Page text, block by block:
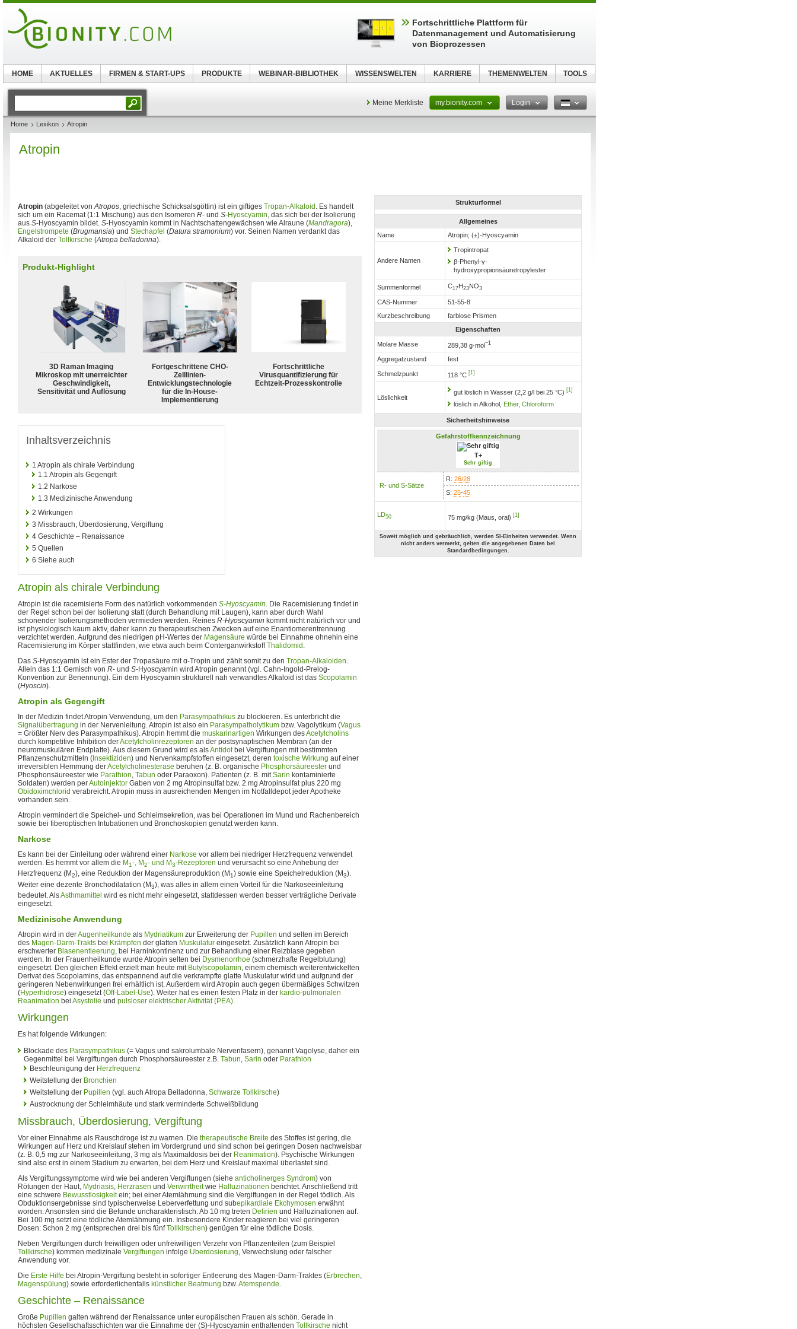
Meine Merkliste my.bionity.com Login
Home Lexikon Atropin
Atropin
Strukturformel
Allgemeines
Name
Atropin; (±)-Hyoscyamin
Andere Namen
Tropintropat
β-Phenyl-γ-
hydroxypropionsäuretropylester
Summenformel C17H23NO3
CAS-Nummer
51-55-8
Kurzbeschreibung
farblose Prismen
Eigenschaften
Molare Masse 289,38 g·mol−1
Aggregatzustand fest
Schmelzpunkt 118 °C [1]
Löslichkeit
gut löslich in Wasser (2,2 g/l bei 25 °C) [1]
löslich in Alkohol, Ether, Chloroform
Sicherheitshinweise
Gefahrstoffkennzeichnung
T+
Sehr giftig
R- und S-Sätze
R: 26/28
S: 25-45
LD50 75 mg/kg (Maus, oral) [1]
Soweit möglich und gebräuchlich, werden SI-Einheiten verwendet. Wenn
nicht anders vermerkt, gelten die angegebenen Daten bei
Standardbedingungen.
Atropin (abgeleitet vonAtropos, griechische Schicksalsgöttin) ist ein giftiges Tropan-Alkaloid . Es handelt
sich um ein Racemat (1:1 Mischung) aus den Isomeren R- und S-Hyoscyamin, das sich bei der Isolierung
aus S-Hyoscyamin bildet. S-Hyoscyamin kommt in Nachtschattengewächsen wie Alraune (Mandragora),
Engelstrompete (Brugmansia) und Stechapfel (Datura stramonium) vor. Seinen Namen verdankt das
Alkaloid der Tollkirsche (Atropa belladonna).
Produkt-Highlight
3D Raman Imaging
Mikroskop mit unerreichter
Geschwindigkeit,
Sensitivität und Auflösung
Fortgeschrittene CHO-
Zelllinien-
Entwicklungstechnologie
für die In-House-
Implementierung
Fortschrittliche
Virusquantifizierung für
Echtzeit-Prozesskontrolle
Inhaltsverzeichnis
1 Atropin als chirale Verbindung
1.1 Atropin als Gegengift
1.2 Narkose
1.3 Medizinische Anwendung
2 Wirkungen
3 Missbrauch, Überdosierung, Vergiftung
4 Geschichte – Renaissance
5 Quellen
6 Siehe auch
Atropin als chirale Verbindung
Atropin ist die racemisierte Form des natürlich vorkommenden S-Hyoscyamin. Die Racemisierung findet in
der Regel schon bei der Isolierung statt (durch Behandlung mit Laugen), kann aber durch Wahl
schonender Isolierungsmethoden vermieden werden. Reines R-Hyoscyamin kommt nicht natürlich vor und
ist physiologisch kaum aktiv, daher kann zu therapeutischen Zwecken auf eine Enantiomerentrennung
verzichtet werden. Aufgrund des niedrigen pH-Wertes der Magensäure würde bei Einnahme ohnehin eine
Racemisierung im Körper stattfinden, wie etwa auch beim ConterganwirkstoffThalidomid .
Das S-Hyoscyamin ist ein Ester der Tropasäure mit α-Tropin und zählt somit zu den Tropan-Alkaloiden.
Allein das 1:1 Gemisch von R- und S-Hyoscyamin wird Atropin genannt (vgl. Cahn-Ingold-Prelog-
Konvention zur Benennung). Ein dem Hyoscyamin strukturell nah verwandtes Alkaloid ist das Scopolamin
(Hyoscin).
Atropin als Gegengift
In der Medizin findet Atropin Verwendung, um den Parasympathikus zu blockieren. Es unterbricht die
Signalübertragung in der Nervenleitung. Atropin ist also ein Parasympatholytikum bzw. Vagolytikum (Vagus
= Größter Nerv des Parasympathikus). Atropin hemmt die muskarinartigen Wirkungen desAcetylcholins
durch kompetitive Inhibition derAcetylcholinrezeptoren an der postsynaptischen Membran (an der
neuromuskulären Endplatte). Aus diesem Grund wird es alsAntidotbei Vergiftungen mit bestimmten
Pflanzenschutzmitteln ( Insektiziden) und Nervenkampfstoffen eingesetzt, deren toxische Wirkung auf einer
irreversiblen Hemmung derAcetylcholinesterase beruhen (z. B. organische Phosphorsäureester und
Phosphonsäureester wie Parathion, Tabun oder Paraoxon). Patienten (z. B. mitSarin kontaminierte
Soldaten) werden perAutoinjektor Gaben von 2 mg Atropinsulfat bzw. 2 mg Atropinsulfat plus 220 mg
Obidoximchlorid verabreicht. Atropin muss in ausreichenden Mengen im Notfalldepot jeder Apotheke
vorhanden sein.
Atropin vermindert die Speichel- und Schleimsekretion, was bei Operationen im Mund und Rachenbereich
sowie bei fiberoptischen Intubationen und Bronchoskopien genutzt werden kann.
Narkose
Es kann bei der Einleitung oder während einer Narkose vor allem bei niedriger Herzfrequenz verwendet
werden. Es hemmt vor allem die M1-, M2- und M3-Rezeptoren und verursacht so eine Anhebung der
Herzfrequenz (M2), eine Reduktion der Magensäureproduktion (M1) sowie eine Speichelreduktion (M3).
Weiter eine dezente Bronchodilatation (M3), was alles in allem einen Vorteil für die Narkoseeinleitung
bedeutet. AlsAsthmamittel wird es nicht mehr eingesetzt, stattdessen werden besser verträgliche Derivate
eingesetzt.
Medizinische Anwendung
Atropin wird in derAugenheilkunde als Mydriatikum zur Erweiterung der Pupillen und selten im Bereich
des Magen-Darm-Trakts bei Krämpfen der glatten Muskulatur eingesetzt. Zusätzlich kann Atropin bei
erschwerter Blasenentleerung, bei Harninkontinenz und zur Behandlung einer Reizblase gegeben
werden. In der Frauenheilkunde wurde Atropin selten bei Dysmenorrhoe (schmerzhafte Regelblutung)
eingesetzt. Den gleichen Effekt erzielt man heute mit Butylscopolamin, einem chemisch weiterentwickelten
Derivat des Scopolamins, das entspannend auf die verkrampfte glatte Muskulatur wirkt und aufgrund der
geringeren Nebenwirkungen frei erhältlich ist. Außerdem wird Atropin auch gegen übermäßiges Schwitzen
(Hyperhidrose) eingesetzt (Off-Label-Use). Weiter hat es einen festen Platz in der kardio-pulmonalen
Reanimation bei Asystolie und pulsloser elektrischer Aktivität (PEA).
Wirkungen
Es hat folgende Wirkungen:
Blockade des Parasympathikus (= Vagus und sakrolumbale Nervenfasern), genannt Vagolyse, daher ein
Gegenmittel bei Vergiftungen durch Phosphorsäureester z.B. Tabun, Sarin oder Parathion
Beschleunigung der Herzfrequenz
Weitstellung der Bronchien
Weitstellung der Pupillen (vgl. auch Atropa Belladonna, Schwarze Tollkirsche)
Austrocknung der Schleimhäute und stark verminderte Schweißbildung
Missbrauch, Überdosierung, Vergiftung
Vor einer Einnahme als Rauschdroge ist zu warnen. Die therapeutische Breite des Stoffes ist gering, die
Wirkungen auf Herz und Kreislauf stehen im Vordergrund und sind schon bei geringen Dosen nachweisbar
(z. B. 0,5 mg zur Narkoseeinleitung, 3 mg als Maximaldosis bei der Reanimation). Psychische Wirkungen
sind also erst in einem Stadium zu erwarten, bei dem Herz und Kreislauf maximal überlastet sind.
Als Vergiftungssymptome wird wie bei anderen Vergiftungen (siehe anticholinerges Syndrom) von
Rötungen der Haut, Mydriasis, Herzrasen und Verwirrtheitwie Halluzinationen berichtet. Anschließend tritt
eine schwere Bewusstlosigkeitein; bei einer Atemlähmung sind die Vergiftungen in der Regel tödlich. Als
Obduktionsergebnisse sind typischerweise Leberverfettung und subepikardiale Ekchymosen erwähnt
worden. Ansonsten sind die Befunde uncharakteristisch. Ab 10 mg treten Delirien und Halluzinationen auf.
Bei 100 mg setzt eine tödliche Atemlähmung ein. Insbesondere Kinder reagieren bei viel geringeren
Dosen: Schon 2 mg (entsprechen drei bis fünfTollkirschen) genügen für eine tödliche Dosis.
Neben Vergiftungen durch freiwilligen oder unfreiwilligen Verzehr von Pflanzenteilen (zum Beispiel
Tollkirsche) kommen medizinale Vergiftungen infolge Überdosierung, Verwechslung oder falscher
Anwendung vor.
Die Erste Hilfe bei Atropin-Vergiftung besteht in sofortiger Entleerung des Magen-Darm-Traktes (Erbrechen,
Magenspülung) sowie erforderlichenfalls künstlicher Beatmung bzw.Atemspende.
Geschichte – Renaissance
Große Pupillen galten während der Renaissance unter europäischen Frauen als schön. Gerade in
höchsten Gesellschaftsschichten war die Einnahme der (S)-Hyoscyamin enthaltenden Tollkirsche nicht
Fortschrittliche Plattform für
Datenmanagement und Automatisierung
von Bioprozessen
HOME AKTUELLES FIRMEN & START-UPS PRODUKTE WEBINAR-BIBLIOTHEK WISSENSWELTEN KARRIERE THEMENWELTEN TOOLS